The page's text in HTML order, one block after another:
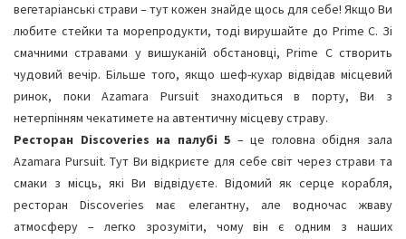
вегетаріанські страви – тут кожен знайде щось для себе! Якщо Ви
любите стейки та морепродукти, тоді вирушайте до Prime C. Зі
смачними стравами у вишуканій обстановці, Prime C створить
чудовий вечір. Більше того, якщо шеф-кухар відвідав місцевий
ринок, поки Azamara Pursuit знаходиться в порту, Ви з
нетерпінням чекатимете на автентичну місцеву страву.
Ресторан Discoveries на палубі 5 – це головна обідня зала
Azamara Pursuit. Тут Ви відкриєте для себе світ через страви та
смаки з місць, які Ви відвідуєте. Відомий як серце корабля,
ресторан Discoveries має елегантну, але водночас жваву
атмосферу – легко зрозуміти, чому він є одним з наших